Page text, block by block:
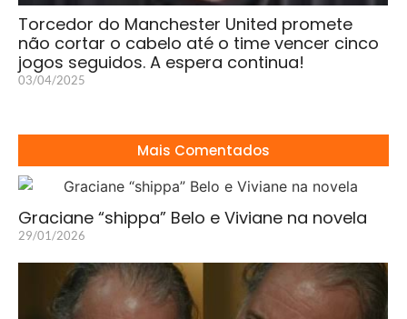
Torcedor do Manchester United promete
não cortar o cabelo até o time vencer cinco
jogos seguidos. A espera continua!
03/04/2025
Mais Comentados
Graciane “shippa” Belo e Viviane na novela
29/01/2026